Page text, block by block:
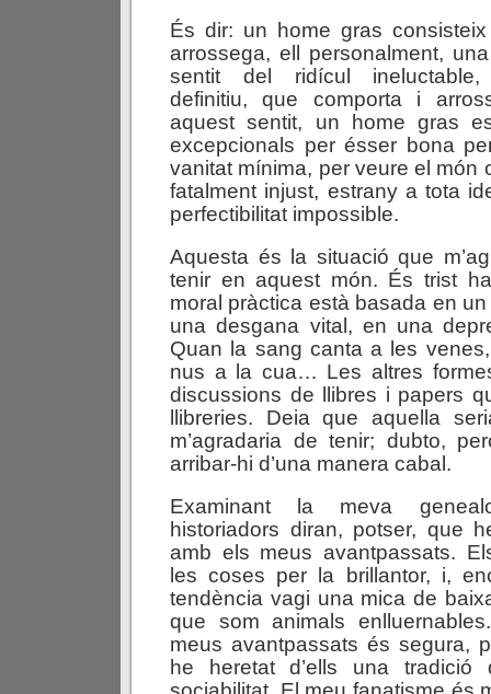
És dir: un home gras
arrossega, ell personalment,
sentit del ridícul ineluctable,
definitiu, que comporta i
aquest sentit, un home gras
excepcionals per ésser bona
vanitat mínima, per veure el món
fatalment injust, estrany a tota
perfectibilitat impossible.
Aquesta és la situació que
tenir en aquest món. És trist
moral pràctica està basada en
una desgana vital, en una
Quan la sang canta a les
nus a la cua… Les altres
discussions de llibres i papers
llibreries. Deia que aquella
m’agradaria de tenir; dubto,
arribar-hi d’una manera cabal.
Examinant la meva
historiadors diran, potser, que
amb els meus avantpassats.
les coses per la brillantor, i,
tendència vagi una mica de
que som animals
meus avantpassats és segura,
he heretat d’ells una tradició